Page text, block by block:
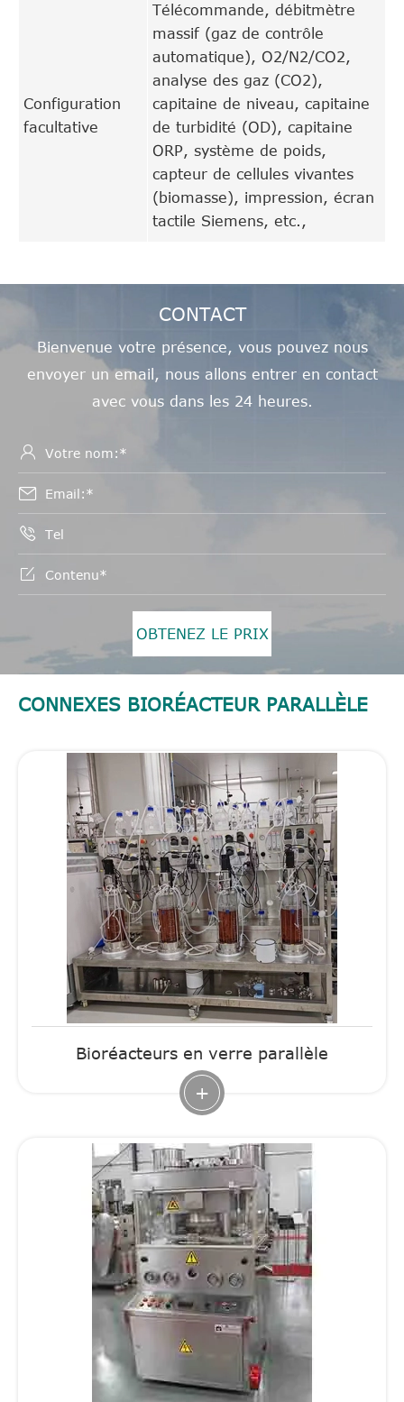
Configuration
facultative
Télécommande, débitmètre
massif (gaz de contrôle
automatique), O2/N2/CO2,
analyse des gaz (CO2),
capitaine de niveau, capitaine
de turbidité (OD), capitaine
ORP, système de poids,
capteur de cellules vivantes
(biomasse), impression, écran
tactile Siemens, etc.,
CONTACT
Bienvenue votre présence, vous pouvez nous
envoyer un email, nous allons entrer en contact
avec vous dans les 24 heures.




OBTENEZ LE PRIX
CONNEXES BIORÉACTEUR PARALLÈLE
Bioréacteurs en verre parallèle
+